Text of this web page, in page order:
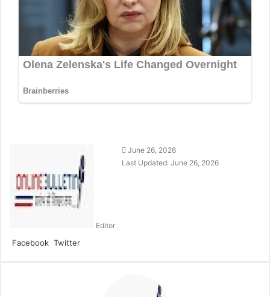
Editor
Send
an
June 26, 2026
Last Updated: June 26, 2026
Facebook Twitter